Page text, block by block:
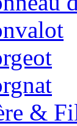
&